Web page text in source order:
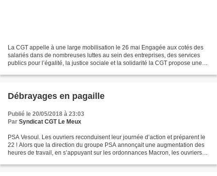
La CGT appelle à une large mobilisation le 26 mai Engagée aux cotés des
salariés dans de nombreuses luttes au sein des entreprises, des services
publics pour l’égalité, la justice sociale et la solidarité la CGT propose une
Débrayages en pagaille
Publié le 20/05/2018 à 23:03
Par Syndicat CGT Le Meux
PSA Vesoul. Les ouvriers reconduisent leur journée d’action et préparent le
22 ! Alors que la direction du groupe PSA annonçait une augmentation des
heures de travail, en s’appuyant sur les ordonnances Macron, les ouvriers